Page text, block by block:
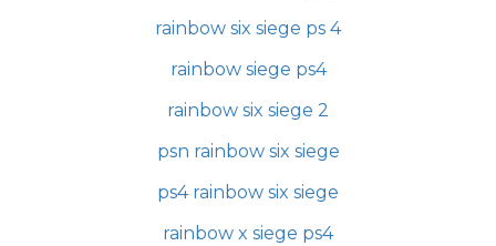
rainbow six siege ps 4
rainbow siege ps4
rainbow six siege 2
psn rainbow six siege
ps4 rainbow six siege
rainbow x siege ps4